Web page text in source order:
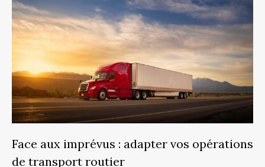
Face aux imprévus : adapter vos opérations
de transport routier